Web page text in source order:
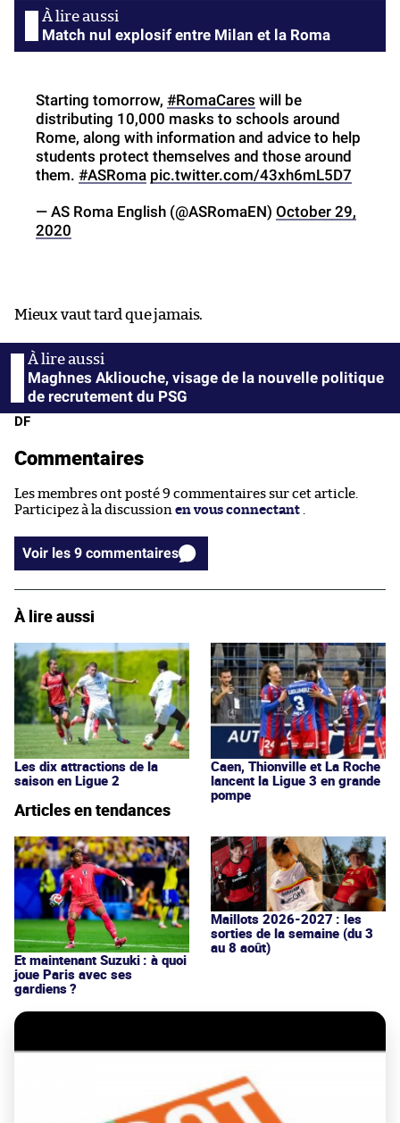
Match nul explosif entre Milan et la Roma
Starting tomorrow, #RomaCares will be
distributing 10,000 masks to schools around
Rome, along with information and advice to help
students protect themselves and those around
them. #ASRoma pic.twitter.com/43xh6mL5D7
— AS Roma English (@ASRomaEN) October 29,
2020
Mieux vaut tard que jamais.
Maghnes Akliouche, visage de la nouvelle politique
de recrutement du PSG
DF
Commentaires
Les membres ont posté 9 commentaires sur cet article.
Participez à la discussion en vous connectant
Voir les 9 commentaires
À lire aussi
Les dix attractions de la
saison en Ligue 2
Caen, Thionville et La Roche
lancent la Ligue 3 en grande
pompe
Articles en tendances
Et maintenant Suzuki : à quoi
joue Paris avec ses
gardiens ?
Maillots 2026-2027 : les
sorties de la semaine (du 3
au 8 août)